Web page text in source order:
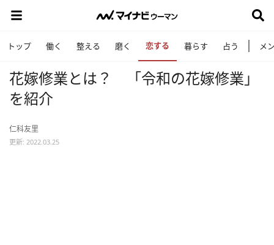
トップ 働く 整える 磨く 恋する 暮らす 占う メ
花嫁修業とは？ 「令和の花嫁修業」
を紹介
仁科友里
更新: 2022.03.25